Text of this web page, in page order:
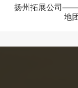
扬州拓展公司——
地